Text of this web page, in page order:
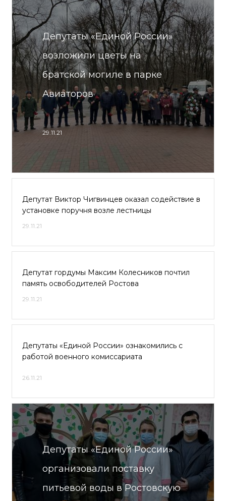
Депутаты «Единой России»
возложили цветы на
братской могиле в парке
Авиаторов
29.11.21
Депутат Виктор Чигвинцев оказал содействие в
установке поручня возле лестницы
29.11.21
Депутат гордумы Максим Колесников почтил
память освободителей Ростова
29.11.21
Депутаты «Единой России» ознакомились с
работой военного комиссариата
26.11.21
Депутаты «Единой России»
организовали поставку
питьевой воды в Ростовскую